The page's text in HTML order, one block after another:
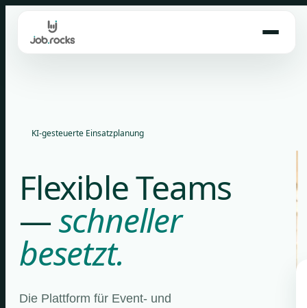
content
KI-gesteuerte Einsatzplanung
Flexible Teams
—schneller
besetzt.
Die Plattform für Event- und